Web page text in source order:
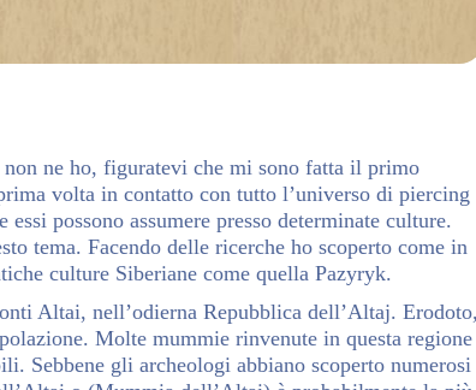
ne ho, figuratevi che mi sono fatta il primo
volta in contatto con tutto l’universo di piercing
possono assumere presso determinate culture.
tema. Facendo delle ricerche ho scoperto come in
culture Siberiane come quella Pazyryk.
Altai, nell’odierna Repubblica dell’Altaj.
Molte mummie rinvenute in questa regione
Sebbene gli archeologi abbiano scoperto numerosi